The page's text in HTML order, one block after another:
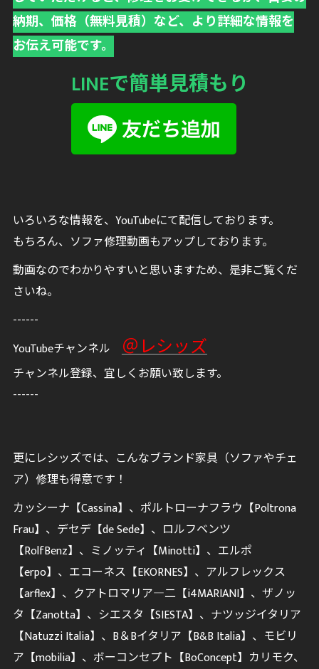
納期、価格（無料見積）など、より詳細な情報を
お伝え可能です。
LINEで簡単見積もり
いろいろな情報を、YouTubeにて配信しております。
もちろん、ソファ修理動画もアップしております。
動画なのでわかりやすいと思いますため、是非ご覧くだ
さいね。
------
YouTubeチャンネル ＠レシッズ
チャンネル登録、宜しくお願い致します。
------
更にレシッズでは、こんなブランド家具（ソファやチェ
ア）修理も得意です！
カッシーナ【Cassina】、ポルトローナフラウ【Poltrona
Frau】、デセデ【de Sede】、ロルフベンツ
【RolfBenz】、ミノッティ【Minotti】、エルポ
【erpo】、エコーネス【EKORNES】、アルフレックス
【arflex】、クアトロマリア―二【i4MARIANI】、ザノッ
タ【Zanotta】、シエスタ【SIESTA】、ナツッジイタリア
【Natuzzi Italia】、B＆Bイタリア【B&B Italia】、モビリ
ア【mobilia】、ボーコンセプト【BoConcept】カリモク、